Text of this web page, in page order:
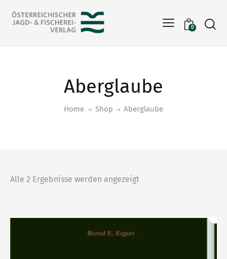
0
Aberglaube
Home Shop Aberglaube
Alle 2 Ergebnisse werden angezeigt